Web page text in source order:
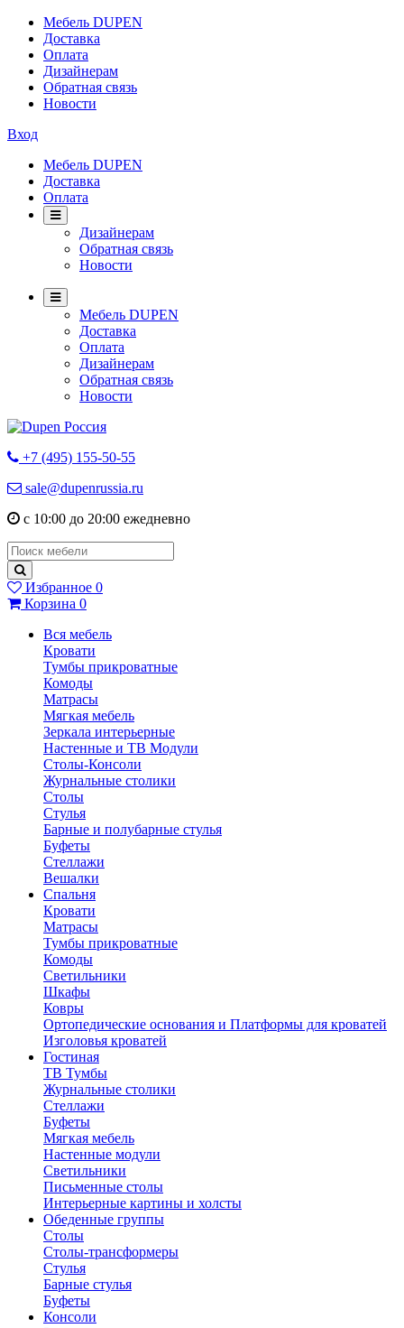
Мебель DUPEN
Доставка
Оплата
Дизайнерам
Обратная связь
Новости
Вход
Мебель DUPEN
Доставка
Оплата
Дизайнерам
Обратная связь
Новости
Мебель DUPEN
Доставка
Оплата
Дизайнерам
Обратная связь
Новости
+7 (495) 155-50-55
sale@dupenrussia.ru
с 10:00 до 20:00 ежедневно
Избранное 0
Корзина 0
Вся мебель
Кровати
Тумбы прикроватные
Комоды
Матрасы
Мягкая мебель
Зеркала интерьерные
Настенные и ТВ Модули
Столы-Консоли
Журнальные столики
Столы
Стулья
Барные и полубарные стулья
Буфеты
Стеллажи
Вешалки
Cпальня
Кровати
Матрасы
Тумбы прикроватные
Комоды
Светильники
Шкафы
Ковры
Ортопедические основания и Платформы для кроватей
Изголовья кроватей
Гостиная
ТВ Тумбы
Журнальные столики
Стеллажи
Буфеты
Мягкая мебель
Настенные модули
Светильники
Письменные столы
Интерьерные картины и холсты
Обеденные группы
Столы
Столы-трансформеры
Стулья
Барные стулья
Буфеты
Консоли